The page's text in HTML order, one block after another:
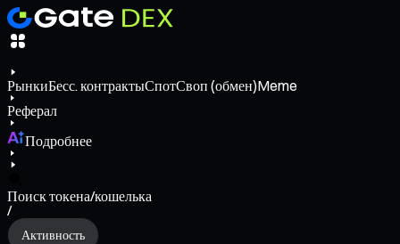
РынкиБесс. контрактыСпотСвоп (обмен)Meme
Реферал
Подробнее
Поиск токена/кошелька
/
Активность